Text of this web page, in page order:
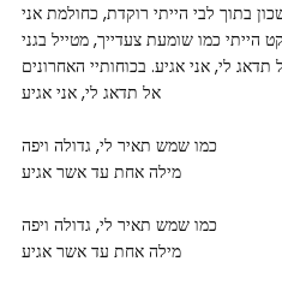
בתוך לבי הייתי רוקדת, כחולמת אני
הייתי כמו שומעת צעדייך, מטייל בגני
תדאג לי, אני אגיע. בכוחותיי האחרונים
אל תדאג לי, אני אגיע
כמו שמש תאיר לי, גדולה ויפה
מילה אחת עד אשר אגיע
כמו שמש תאיר לי, גדולה ויפה
מילה אחת עד אשר אגיע